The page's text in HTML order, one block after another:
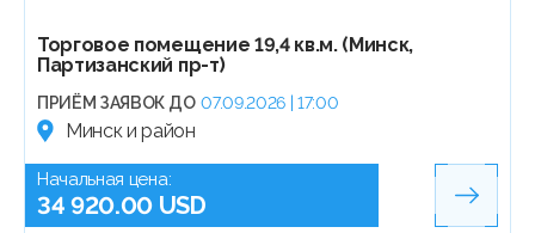
Торговое помещение 19,4 кв.м. (Минск,
Партизанский пр-т)
ПРИЁМ ЗАЯВОК ДО 07.09.2026 | 17:00
Минск и район
Начальная цена:
34 920.00 USD